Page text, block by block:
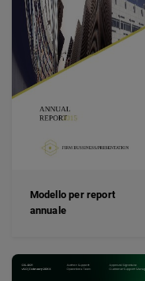
Modello per report
annuale